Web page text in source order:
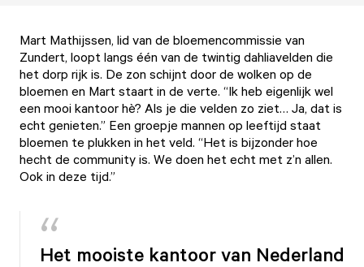
Mart Mathijssen, lid van de bloemencommissie van
Zundert, loopt langs één van de twintig dahliavelden die
het dorp rijk is. De zon schijnt door de wolken op de
bloemen en Mart staart in de verte. “Ik heb eigenlijk wel
een mooi kantoor hè? Als je die velden zo ziet… Ja, dat is
echt genieten.” Een groepje mannen op leeftijd staat
bloemen te plukken in het veld. “Het is bijzonder hoe
hecht de community is. We doen het echt met z’n allen.
Ook in deze tijd.”
Het mooiste kantoor van Nederland